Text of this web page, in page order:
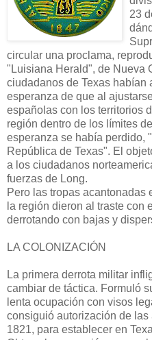
23
circular una proclama,
"Luisiana Herald", de Nueva
ciudadanos de Texas habían
esperanza de que al
españolas con los territorios
región dentro de los límites
esperanza se había perdido,
República de Texas". El
a los ciudadanos
fuerzas de Long.
Pero las tropas
la región dieron al traste con
derrotando con bajas y
LA COLONIZACIÓN
La primera derrota militar
cambiar de táctica. Formuló
lenta ocupación con visos
consiguió autoriza­ción de
1821, para establecer en